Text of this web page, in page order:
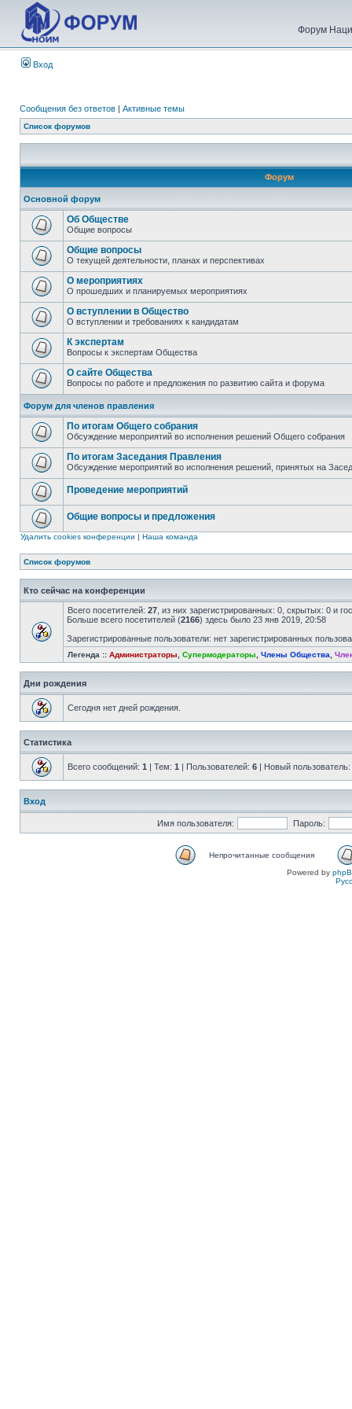
Форум
Вход
Сообщения без ответов | Активные темы
Список форумов
Форум
Основной форум
Об Обществе
Общие вопросы
Общие вопросы
О текущей деятельности, планах и перспективах
О мероприятиях
О прошедших и планируемых мероприятиях
О вступлении в Общество
О вступлении и требованиях к кандидатам
К экспертам
Вопросы к экспертам Общества
О сайте Общества
Вопросы по работе и предложения по развитию сайта и форума
Форум для членов правления
По итогам Общего собрания
Обсуждение мероприятий во исполнения решений Общего собрания
По итогам Заседания Правления
Обсуждение мероприятий во исполнения решений, принятых на
Проведение мероприятий
Общие вопросы и предложения
Удалить cookies конференции | Наша команда
Список форумов
Кто сейчас на конференции
Всего посетителей: 27 , из них зарегистрированных: 0, скрытых: 0 и
Больше всего посетителей (2166) здесь было 23 янв 2019, 20:58
Зарегистрированные пользователи: нет зарегистрированных
Легенда :: Администраторы Супермодераторы Члены Общества
Дни рождения
Сегодня нет дней рождения.
Статистика
Всего сообщений: 1 | Тем: 1 | Пользователей: 6 | Новый пользователь:
Вход
Имя пользователя: Пароль:
Непрочитанные сообщения
Powered by